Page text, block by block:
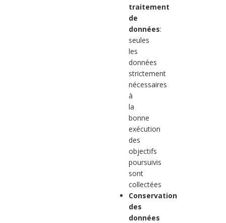
traitement
de
données:
seules
les
données
strictement
nécessaires
à
la
bonne
exécution
des
objectifs
poursuivis
sont
collectées
Conservation
des
données